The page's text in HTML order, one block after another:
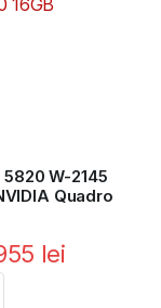
W-2145
Quadro
lei